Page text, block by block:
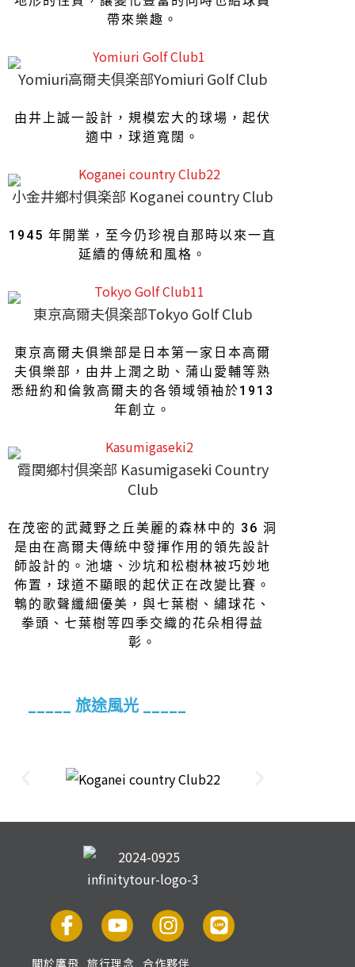
帶來樂趣。
Yomiuri高爾夫倶楽部Yomiuri Golf Club
由井上誠一設計，規模宏大的球場，起伏
適中，球道寬闊。
小金井鄉村俱楽部 Koganei country Club
1945 年開業，至今仍珍視自那時以來一直
延續的傳統和風格。​
東京高爾夫倶楽部Tokyo Golf Club
東京高爾夫俱樂部是日本第一家日本高爾
夫俱樂部，由井上潤之助、蒲山愛輔等熟
悉紐約和倫敦高爾夫的各領域領袖於1913
年創立。
霞関鄉村倶楽部 Kasumigaseki Country
Club
在茂密的武藏野之丘美麗的森林中的 36 洞
是由在高爾夫傳統中發揮作用的領先設計
師設計的。池塘、沙坑和松樹林被巧妙地
佈置，球道不顯眼的起伏正在改變比賽。
鵯的歌聲纖細優美，與七葉樹、繡球花、
拳頭​​、七葉樹等四季交織的花朵相得益
彰。
_____ 旅途風光 _____
關於鷹飛 旅行理念 合作夥伴